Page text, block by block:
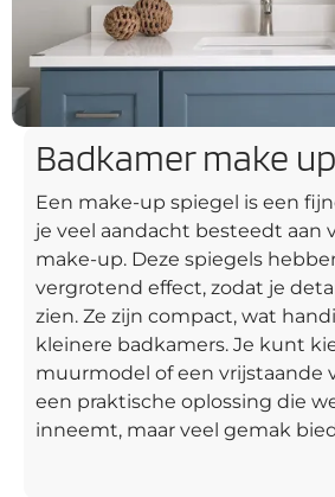
Badkamer make
Een make-up spiegel is een
je veel aandacht besteedt aan
make-up. Deze spiegels
vergrotend effect, zodat je
zien. Ze zijn compact, wat
kleinere badkamers. Je kunt
muurmodel of een vrijstaande
een praktische oplossing die
inneemt, maar veel gemak